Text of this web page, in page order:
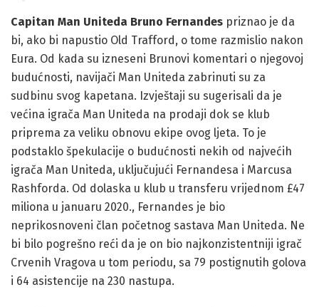
Capitan Man Uniteda Bruno Fernandes priznao je da
bi, ako bi napustio Old Trafford, o tome razmislio nakon
Eura. Od kada su izneseni Brunovi komentari o njegovoj
budućnosti, navijači Man Uniteda zabrinuti su za
sudbinu svog kapetana. Izvještaji su sugerisali da je
većina igrača Man Uniteda na prodaji dok se klub
priprema za veliku obnovu ekipe ovog ljeta. To je
podstaklo špekulacije o budućnosti nekih od najvećih
igrača Man Uniteda, uključujući Fernandesa i Marcusa
Rashforda. Od dolaska u klub u transferu vrijednom £47
miliona u januaru 2020., Fernandes je bio
neprikosnoveni član početnog sastava Man Uniteda. Ne
bi bilo pogrešno reći da je on bio najkonzistentniji igrač
Crvenih Vragova u tom periodu, sa 79 postignutih golova
i 64 asistencije na 230 nastupa.